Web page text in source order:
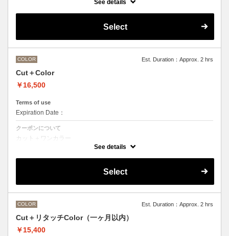
OLAPLEXを使うことでダメージを軽減させ、髪にツヤ、はりを与えま
●髪の長さにより別途ロング料金を頂戴いたします。
M ¥＋1100 L¥＋1650 LL¥＋2200
が異なりますので、別メニューをお選びください。
See details
Select
COLOR Est. Duration：Approx. 2 hrs
Cut＋Color
￥16,500
Terms of use
Expiration Date：
クーポンについて
カット＋ワンカラー
デザインなしの単色のカラーリングです。
M ¥＋1100 L¥＋1650 LL¥＋2200
●ポイントカラーなどのデザインカラーをご希望の場合、最終受付時間
See details
Select
COLOR Est. Duration：Approx. 2 hrs
Cut＋リタッチColor（一ヶ月以内）
￥15,400